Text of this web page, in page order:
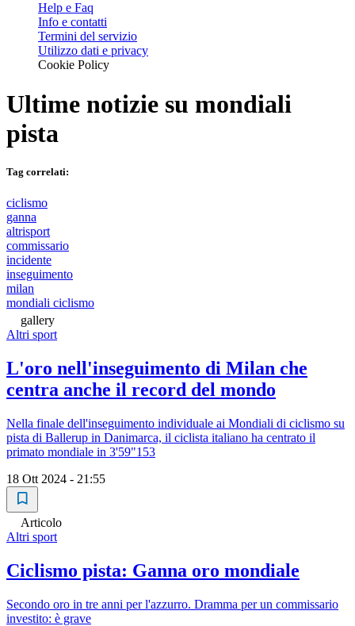
Help e Faq
Info e contatti
Termini del servizio
Utilizzo dati e privacy
Cookie Policy
Ultime notizie su mondiali
pista
Tag correlati:
ciclismo
ganna
altrisport
commissario
incidente
inseguimento
milan
mondiali ciclismo
gallery
Altri sport
L'oro nell'inseguimento di Milan che
centra anche il record del mondo
Nella finale dell'inseguimento individuale ai Mondiali di ciclismo su
pista di Ballerup in Danimarca, il ciclista italiano ha centrato il
primato mondiale in 3'59"153
18 Ott 2024 - 21:55
Articolo
Altri sport
Ciclismo pista: Ganna oro mondiale
Secondo oro in tre anni per l'azzurro. Dramma per un commissario
investito: è grave